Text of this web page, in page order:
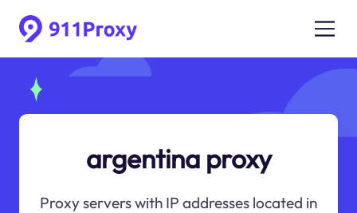
argentina proxy
Proxy servers with IP addresses located in